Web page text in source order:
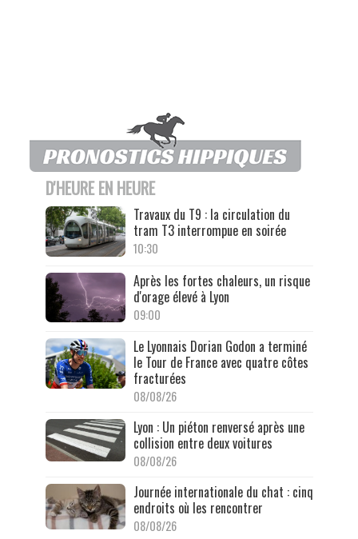
D'HEURE EN HEURE
Travaux du T9 : la circulation du
tram T3 interrompue en soirée
10:30
Après les fortes chaleurs, un risque
d'orage élevé à Lyon
09:00
Le Lyonnais Dorian Godon a terminé
le Tour de France avec quatre côtes
fracturées
08/08/26
Lyon : Un piéton renversé après une
collision entre deux voitures
08/08/26
Journée internationale du chat : cinq
endroits où les rencontrer
08/08/26